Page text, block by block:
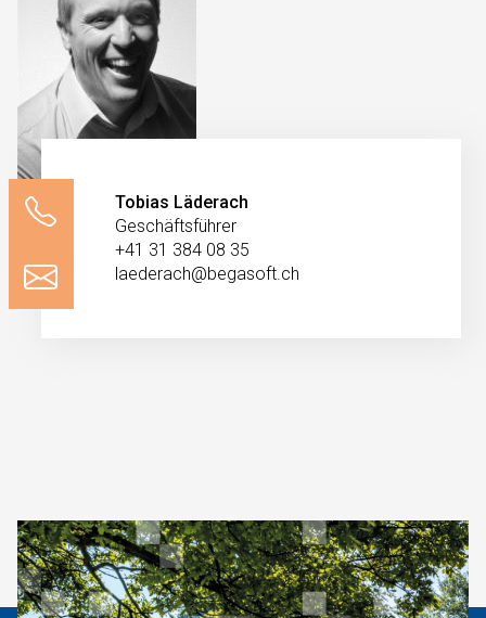
Tobias Läderach
Geschäftsführer
+41 31 384 08 35
laederach@begasoft.ch